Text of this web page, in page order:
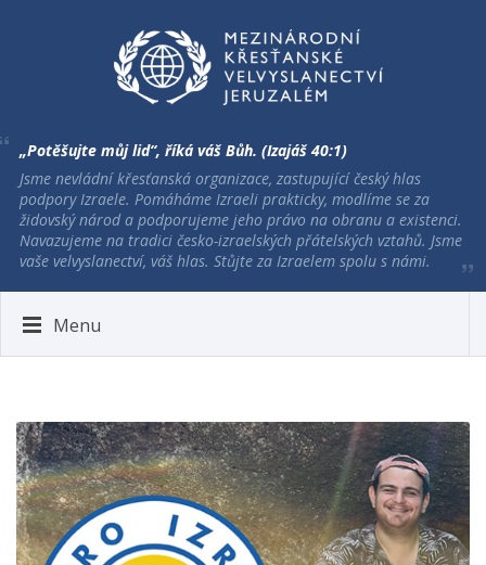
„Potěšujte můj lid“, říká váš Bůh. (Izajáš 40:1)
Jsme nevládní křesťanská organizace, zastupující český hlas
podpory Izraele. Pomáháme Izraeli prakticky, modlíme se za
židovský národ a podporujeme jeho právo na obranu a existenci.
Navazujeme na tradici česko-izraelských přátelských vztahů. Jsme
vaše velvyslanectví, váš hlas. Stůjte za Izraelem spolu s námi.
Menu